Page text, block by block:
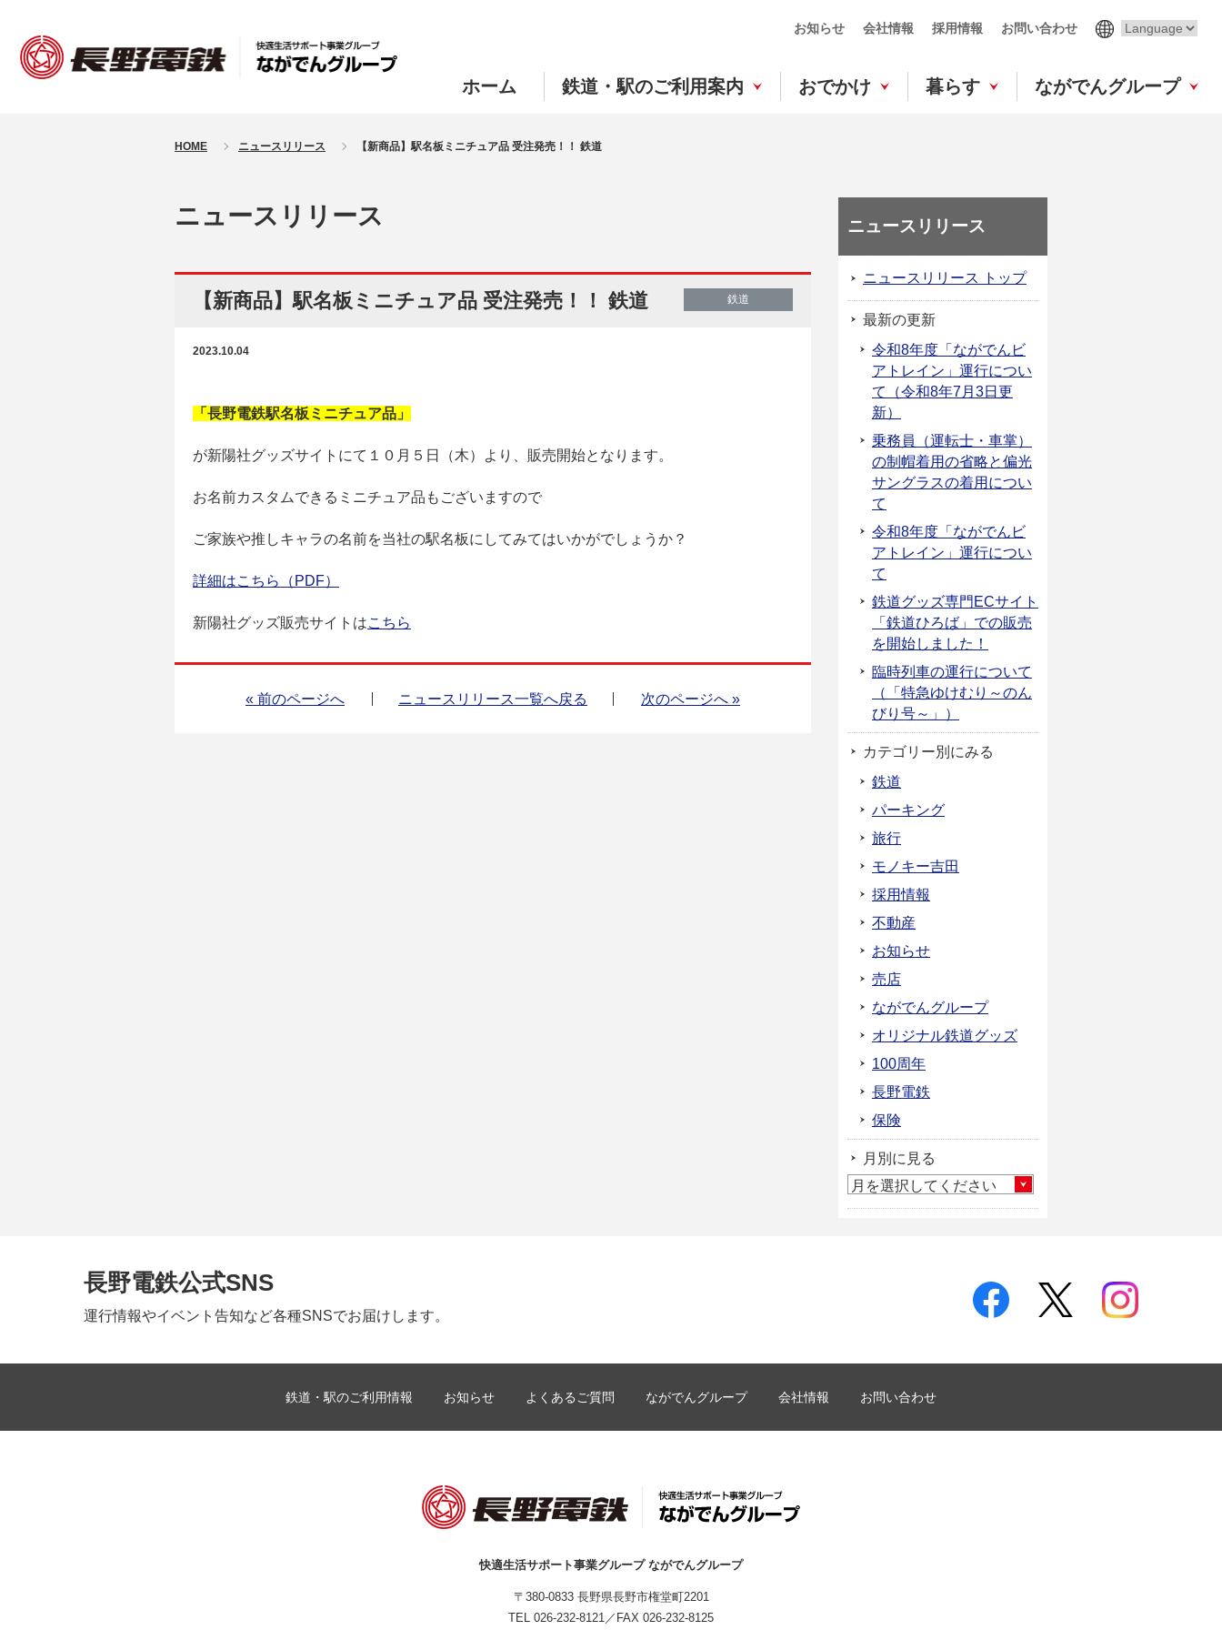
ホーム 鉄道・駅のご利用案内 おでかけ 暮らす ながでんグループ
お知らせ 会社情報 採用情報 お問い合わせ
HOME ニュースリリース 【新商品】駅名板ミニチュア品 受注発売！！ 鉄道
ニュースリリース
【新商品】駅名板ミニチュア品 受注発売！！ 鉄道 鉄道
2023.10.04
「長野電鉄駅名板ミニチュア品」
が新陽社グッズサイトにて１０月５日（木）より、販売開始となります。
お名前カスタムできるミニチュア品もございますので
ご家族や推しキャラの名前を当社の駅名板にしてみてはいかがでしょうか？
詳細はこちら（PDF）
新陽社グッズ販売サイトはこちら
« 前のページへ ニュースリリース一覧へ戻る 次のページへ »
ニュースリリース
ニュースリリース トップ
最新の更新
令和8年度「ながでんビ
アトレイン」運行につい
て（令和8年7月3日更
新）
乗務員（運転士・車掌）
の制帽着用の省略と偏光
サングラスの着用につい
て
令和8年度「ながでんビ
アトレイン」運行につい
て
鉄道グッズ専門ECサイト
「鉄道ひろば」での販売
を開始しました！
臨時列車の運行について
（「特急ゆけむり～のん
びり号～」）
カテゴリー別にみる
鉄道
パーキング
旅行
モノキー吉田
採用情報
不動産
お知らせ
売店
ながでんグループ
オリジナル鉄道グッズ
100周年
長野電鉄
保険
月別に見る
月を選択してください
長野電鉄公式SNS
運行情報やイベント告知など各種SNSでお届けします。
鉄道・駅のご利用情報 お知らせ よくあるご質問 ながでんグループ 会社情報 お問い合わせ
快適生活サポート事業グループ ながでんグループ
〒380-0833 長野県長野市権堂町2201
TEL 026-232-8121／FAX 026-232-8125